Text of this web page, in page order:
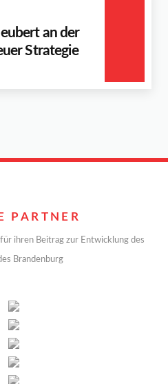
an der
Strategie
PARTNER
ihren Beitrag zur Entwicklung des
Brandenburg